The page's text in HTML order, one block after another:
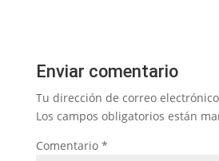
Enviar comentario
Tu dirección de correo
Los campos obligatorios están
Comentario *